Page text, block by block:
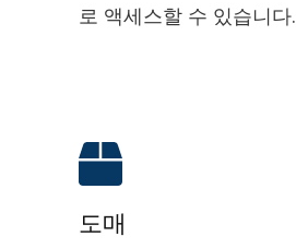
로 액세스할 수 있습니다.
도매